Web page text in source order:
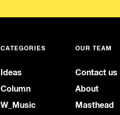
CATEGORIES
Ideas
Column
W_Music
OUR TEAM
Contact us
About
Masthead